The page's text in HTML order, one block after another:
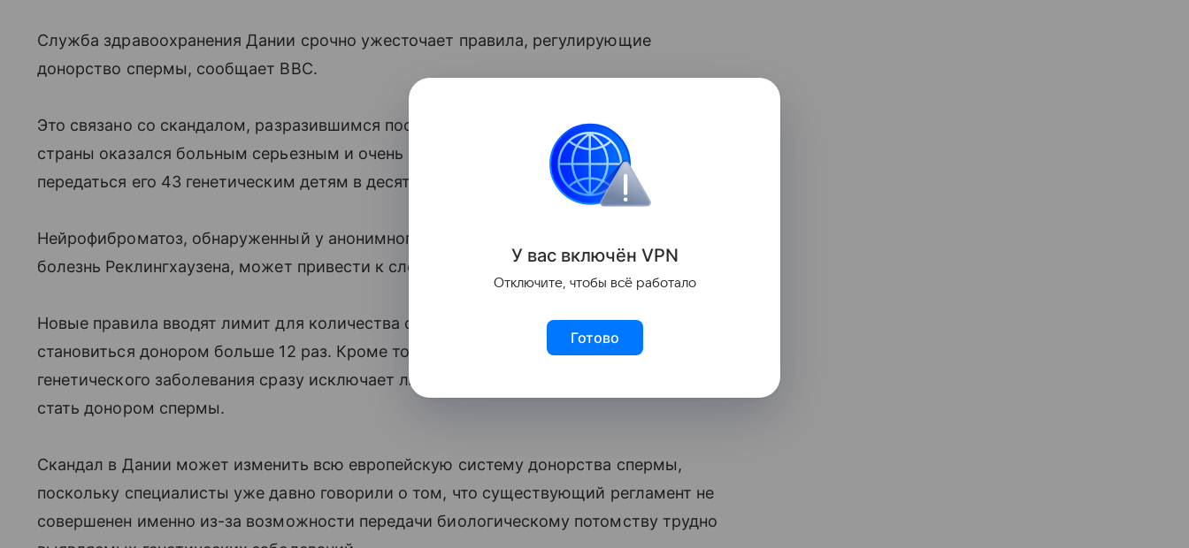
Служба здравоохранения Дании срочно ужесточает правила, регулирующие
донорство спермы, сообщает BBC.
Это связано со скандалом, разразившимся после того, как один из почетных доноров
страны оказался больным серьезным и очень редким заболеванием, которое могло
передаться его 43 генетическим детям в десятке европейских стран.
Нейрофиброматоз, обнаруженный у анонимного донора, также известный как
болезнь Реклингхаузена, может привести к слепоте и эпилепсии.
Новые правила вводят лимит для количества осеменений: отныне мужчина не может
становиться донором больше 12 раз. Кроме того, любое подозрение на наличие
генетического заболевания сразу исключает любую возможность для этого мужчины
стать донором спермы.
Скандал в Дании может изменить всю европейскую систему донорства спермы,
поскольку специалисты уже давно говорили о том, что существующий регламент не
совершенен именно из-за возможности передачи биологическому потомству трудно
У вас включён VPN
Отключите, чтобы всё работало
Готово